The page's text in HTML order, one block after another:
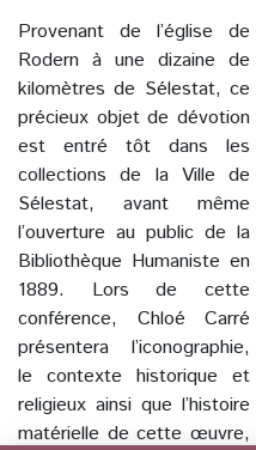
Provenant de l’église de
Rodern à une dizaine de
kilomètres de Sélestat, ce
précieux objet de dévotion
est entré tôt dans les
collections de la Ville de
Sélestat, avant même
l’ouverture au public de la
Bibliothèque Humaniste en
1889. Lors de cette
conférence, Chloé Carré
présentera l’iconographie,
le contexte historique et
religieux ainsi que l’histoire
matérielle de cette œuvre,